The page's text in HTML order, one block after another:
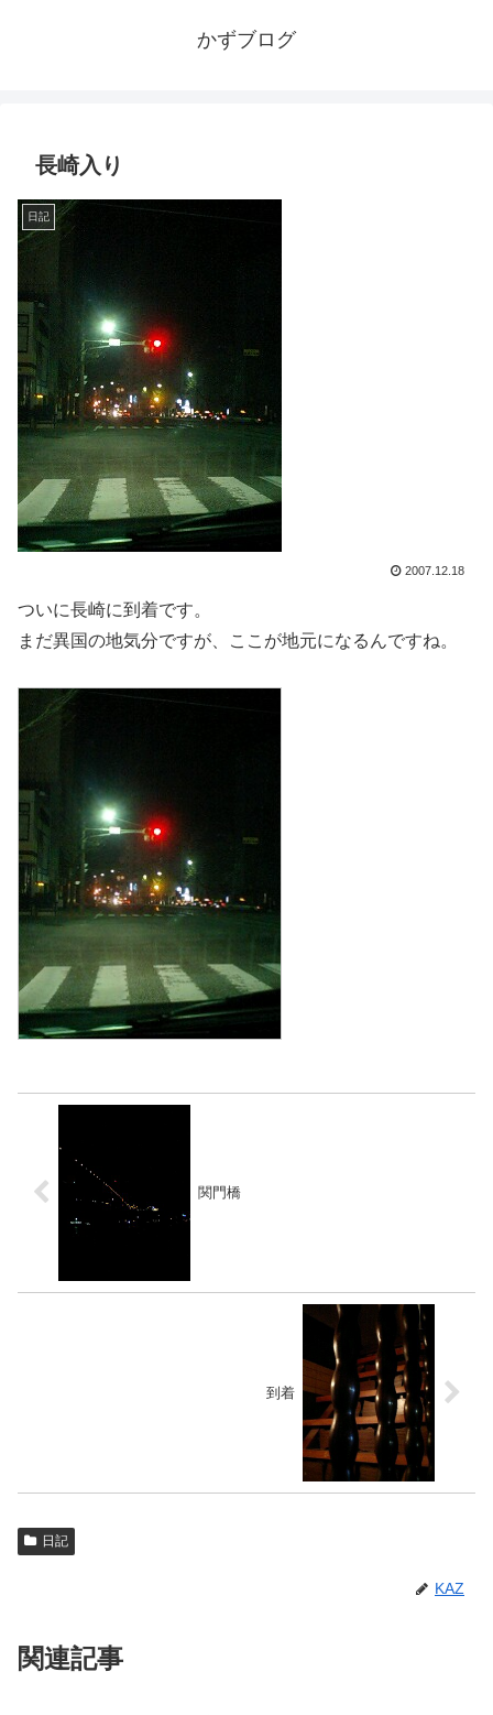
かずブログ
長崎入り
日記
2007.12.18
ついに長崎に到着です。
まだ異国の地気分ですが、ここが地元になるんですね。
関門橋
到着
日記
KAZ
関連記事